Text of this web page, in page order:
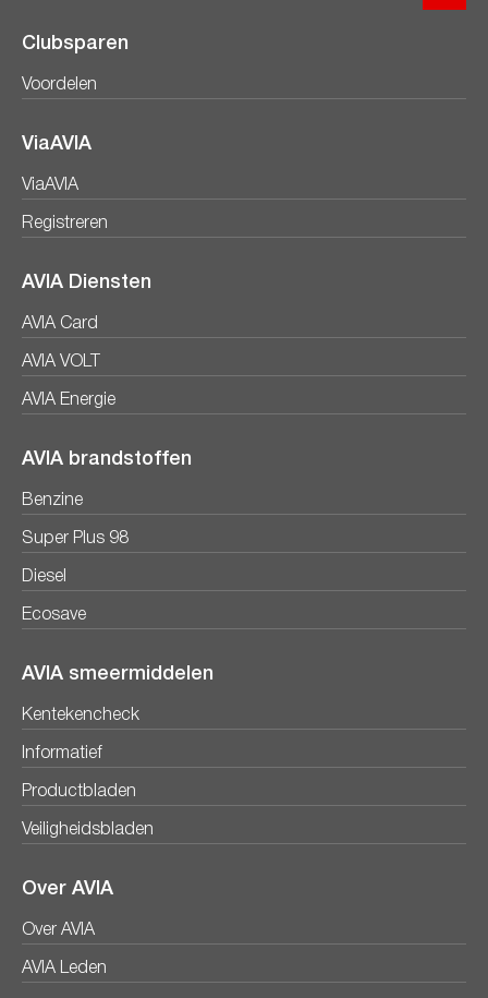
Clubsparen
Voordelen
ViaAVIA
ViaAVIA
Registreren
AVIA Diensten
AVIA Card
AVIA VOLT
AVIA Energie
AVIA brandstoffen
Benzine
Super Plus 98
Diesel
Ecosave
AVIA smeermiddelen
Kentekencheck
Informatief
Productbladen
Veiligheidsbladen
Over AVIA
Over AVIA
AVIA Leden